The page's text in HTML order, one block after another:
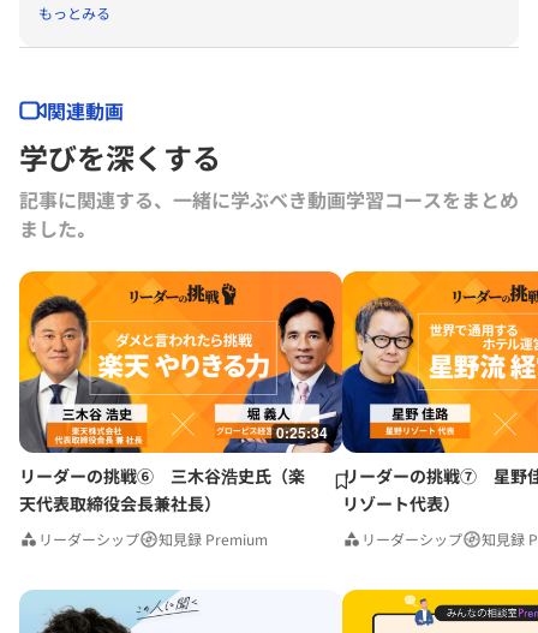
提起する論客としても注目されている
もっとみる
関連動画
学びを深くする
記事に関連する、一緒に学ぶべき動画学習コースをまとめ
ました｡
0:25:34
リーダーの挑戦⑥ 三木谷浩史氏（楽
天代表取締役会長兼社長）
リーダーシップ 知見録 Premium
リーダーの挑戦⑦ 星野
リゾート代表）
リーダーシップ 知見録